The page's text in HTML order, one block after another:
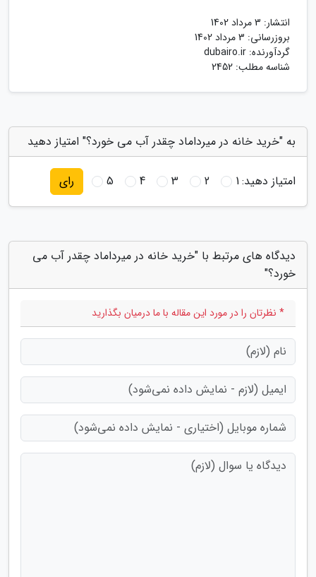
انتشار: 3 مرداد 1402
بروزرسانی: 3 مرداد 1402
گردآورنده: dubairo.ir
شناسه مطلب: 2452
به "خرید خانه در میرداماد چقدر آب می خورد؟" امتیاز دهید
امتیاز دهید:1
2
3
4
5 رای
دیدگاه های مرتبط با "خرید خانه در میرداماد چقدر آب می
خورد؟"
* نظرتان را در مورد این مقاله با ما درمیان بگذارید